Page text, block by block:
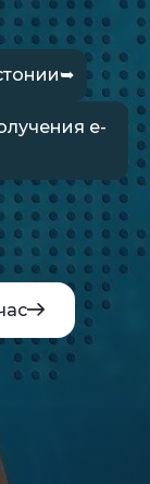
➥
е-